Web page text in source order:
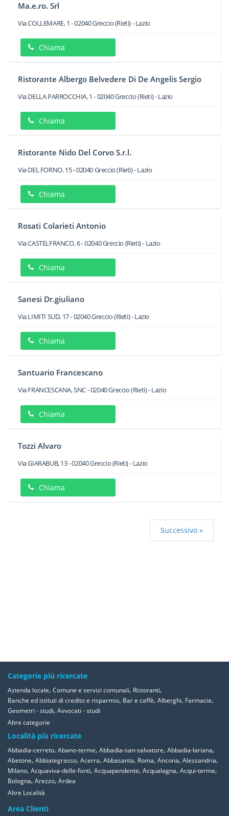
Ma.e.ro. Srl
Via COLLEMARE, 1 -02040Greccio(Rieti) -Lazio
Chiama
Ristorante Albergo Belvedere Di De Angelis Sergio
Via DELLA PARROCCHIA, 1 -02040Greccio(Rieti) -Lazio
Chiama
Ristorante Nido Del Corvo S.r.l.
Via DEL FORNO, 15-02040Greccio(Rieti) -Lazio
Chiama
Rosati Colarieti Antonio
Via CASTELFRANCO, 6-02040Greccio (Rieti) - Lazio
Chiama
Sanesi Dr.giuliano
Via LIMITI SUD, 17-02040Greccio(Rieti) -Lazio
Chiama
Santuario Francescano
Via FRANCESCANA, SNC-02040Greccio(Rieti) -Lazio
Chiama
Tozzi Alvaro
Via GIARABUB, 13-02040Greccio(Rieti) -Lazio
Chiama
Successivo »
Categorie più ricercate
Azienda locale, Comune e servizi comunali, Ristoranti,
Banche ed istituti di credito e risparmio, Bar e caffè, Alberghi, Farmacie,
Geometri - studi, Avvocati - studi
Altre categorie
Località più ricercate
Abbadia-cerreto, Abano-terme, Abbadia-san-salvatore, Abbadia-lariana,
Abetone, Abbiategrasso, Acerra, Abbasanta, Roma, Ancona, Alessandria,
Milano, Acquaviva-delle-fonti, Acquapendente, Acqualagna, Acqui-terme,
Bologna, Arezzo, Ardea
Altre Località
Area Clienti